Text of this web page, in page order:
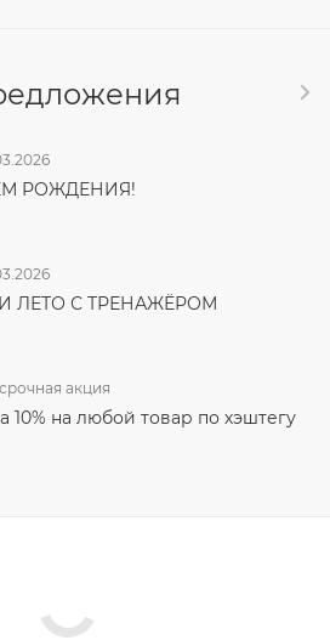
РОЖДЕНИЯ!
ЛЕТО С ТРЕНАЖЁРОМ
акция
10% на любой товар по хэштегу